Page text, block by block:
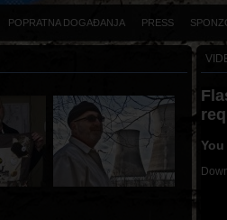
POPRATNA DOGAĐANJA PRESS